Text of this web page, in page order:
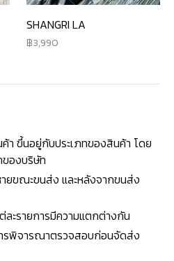
SHANGRI LA
3,990
า ขึ้นอยู่กับประเภทของสินค้า โดย
องบริษัท
ยขณะขนส่ง และหลังจากขนส่ง
ละรายการมีความแตกต่างกัน
รพิจารณาตรวจสอบก่อนจัดส่ง